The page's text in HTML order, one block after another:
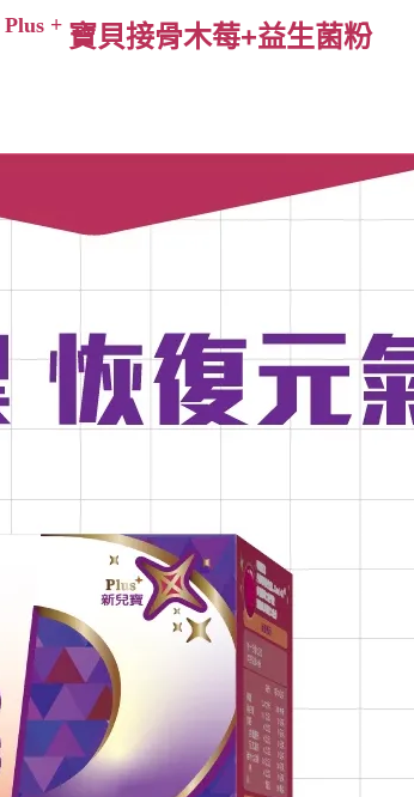
Plus + 寶貝接骨木莓+益生菌粉